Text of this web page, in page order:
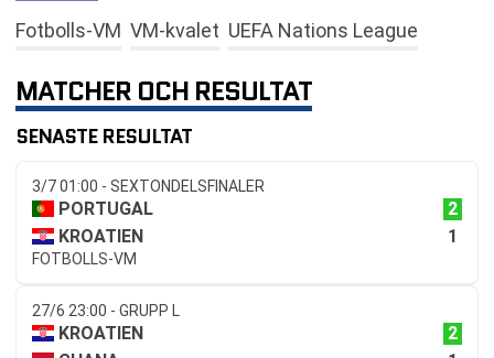
Fotbolls-VM VM-kvalet UEFA Nations League
MATCHER OCH RESULTAT
SENASTE RESULTAT
3/7 01:00 - SEXTONDELSFINALER
PORTUGAL
2
KROATIEN
1
FOTBOLLS-VM
27/6 23:00 - GRUPP L
KROATIEN
2